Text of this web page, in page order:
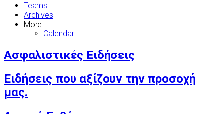
Teams
Archives
More
Calendar
Ασφαλιστικές Ειδήσεις
Ειδήσεις που αξίζουν την προσοχή
μας.